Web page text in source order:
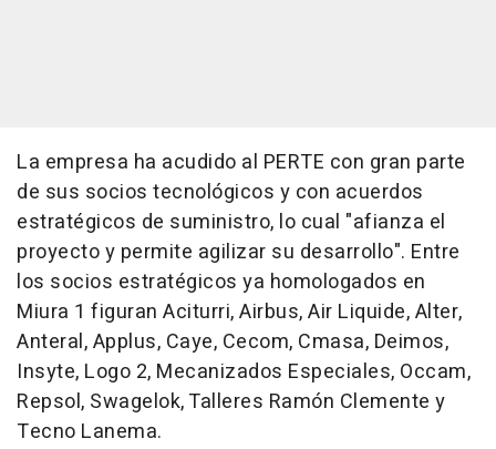
La empresa ha acudido al PERTE con gran parte
de sus socios tecnológicos y con acuerdos
estratégicos de suministro, lo cual "afianza el
proyecto y permite agilizar su desarrollo". Entre
los socios estratégicos ya homologados en
Miura 1 figuran Aciturri, Airbus, Air Liquide, Alter,
Anteral, Applus, Caye, Cecom, Cmasa, Deimos,
Insyte, Logo 2, Mecanizados Especiales, Occam,
Repsol, Swagelok, Talleres Ramón Clemente y
Tecno Lanema.